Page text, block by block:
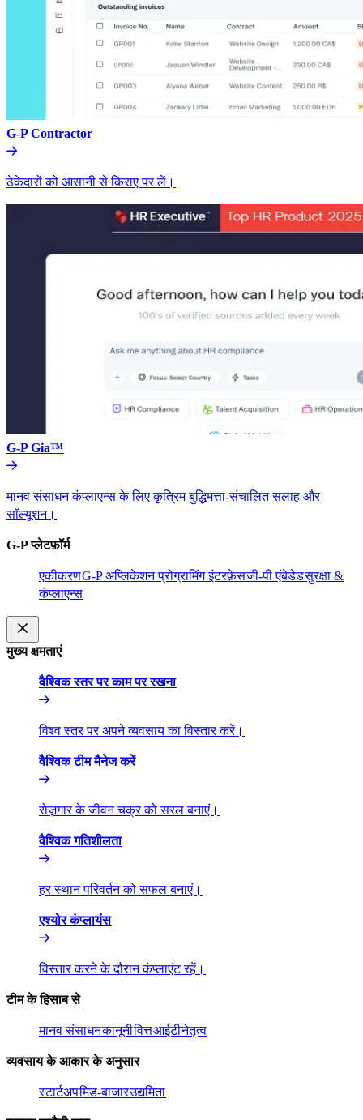
G-P Contractor​​
ठेकेदारों को आसानी से किराए पर लें।​​
G-P Gia™​​
मानव संसाधन कंप्लाएन्स के लिए कृत्रिम बुद्धिमत्ता-संचालित सलाह और
सॉल्यूशन।​​
G-P प्लेटफ़ॉर्म​​
एकीकरण​​G-P अप्लिकेशन प्रोग्रामिंग इंटरफ़ेस​​जी-पी एंबेडेड​​सुरक्षा &
कंप्लाएन्स​​
मुख्य क्षमताएं​​
वैश्विक स्तर पर काम पर रखना​​
विश्व स्तर पर अपने व्यवसाय का विस्तार करें।​​
वैश्विक टीम मैनेज करें​​
रोज़गार के जीवन चक्र को सरल बनाएं।​​
वैश्विक गतिशीलता​​
हर स्थान परिवर्तन को सफल बनाएं।​​
एश्योर कंप्लायंस​​
विस्तार करने के दौरान कंप्लाएंट रहें।​​
टीम के हिसाब से​​
मानव संसाधन​​कानूनी​​वित्त​​आईटी​​नेतृत्व​​
व्यवसाय के आकार के अनुसार​​
स्टार्टअप​​मिड-बाजार​​उद्यमिता​​